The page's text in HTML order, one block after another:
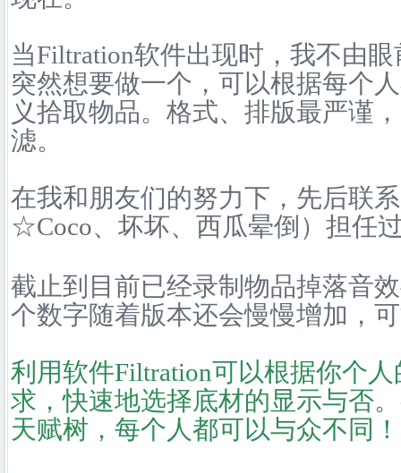
当Filtration软件出现时，我不由
突然想要做一个，可以根据每个
义拾取物品。格式、排版最严谨
滤。
在我和朋友们的努力下，先后联
☆Coco、坏坏、西瓜晕倒）担任
截止到目前已经录制物品掉落音
个数字随着版本还会慢慢增加，
利用软件Filtration可以根据你个
求，快速地选择底材的显示与否
天赋树，每个人都可以与众不同！